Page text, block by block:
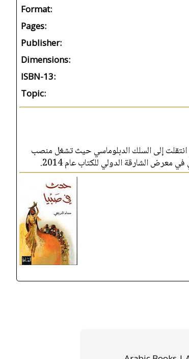
Format:
Pages:
Publisher:
Dimensions:
ISBN-13:
Topic:
انتقلت إلى السلك الدبلوماسي حيث تشغل منصب
الشارقة الدولي للكتاب عام 2014.